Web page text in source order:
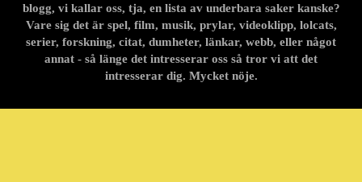
blogg, vi kallar oss, tja, en lista av underbara saker kanske?
Vare sig det är spel, film, musik, prylar, videoklipp, lolcats,
serier, forskning, citat, dumheter, länkar, webb, eller något
annat - så länge det intresserar oss så tror vi att det
intresserar dig. Mycket nöje.